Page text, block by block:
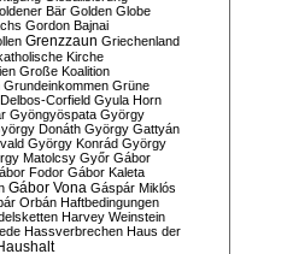
Bär Golden Globe
Gordon Bajnai
Grenzzaun Griechenland
Kirche
Große Koalition
Grundeinkommen Grüne
Corfield Gyula Horn
Gyöngyöspata György
Donáth György Gattyán
György Konrád György
Matolcsy Győr Gábor
Fodor Gábor Kaleta
Gábor Vona Gáspár Miklós
Orbán Haftbedingungen
Harvey Weinstein
Hassverbrechen Haus der